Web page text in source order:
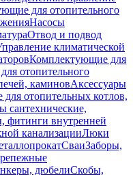
для отопительного
Насосы
Отвод и подвод
климатической
Комплектующие для
отопительного
каминовАксессуары
отопительных котлов,
сантехнические,
фитинги внутренней
канализацииЛюки
СваиЗаборы,
дюбелиСкобы,